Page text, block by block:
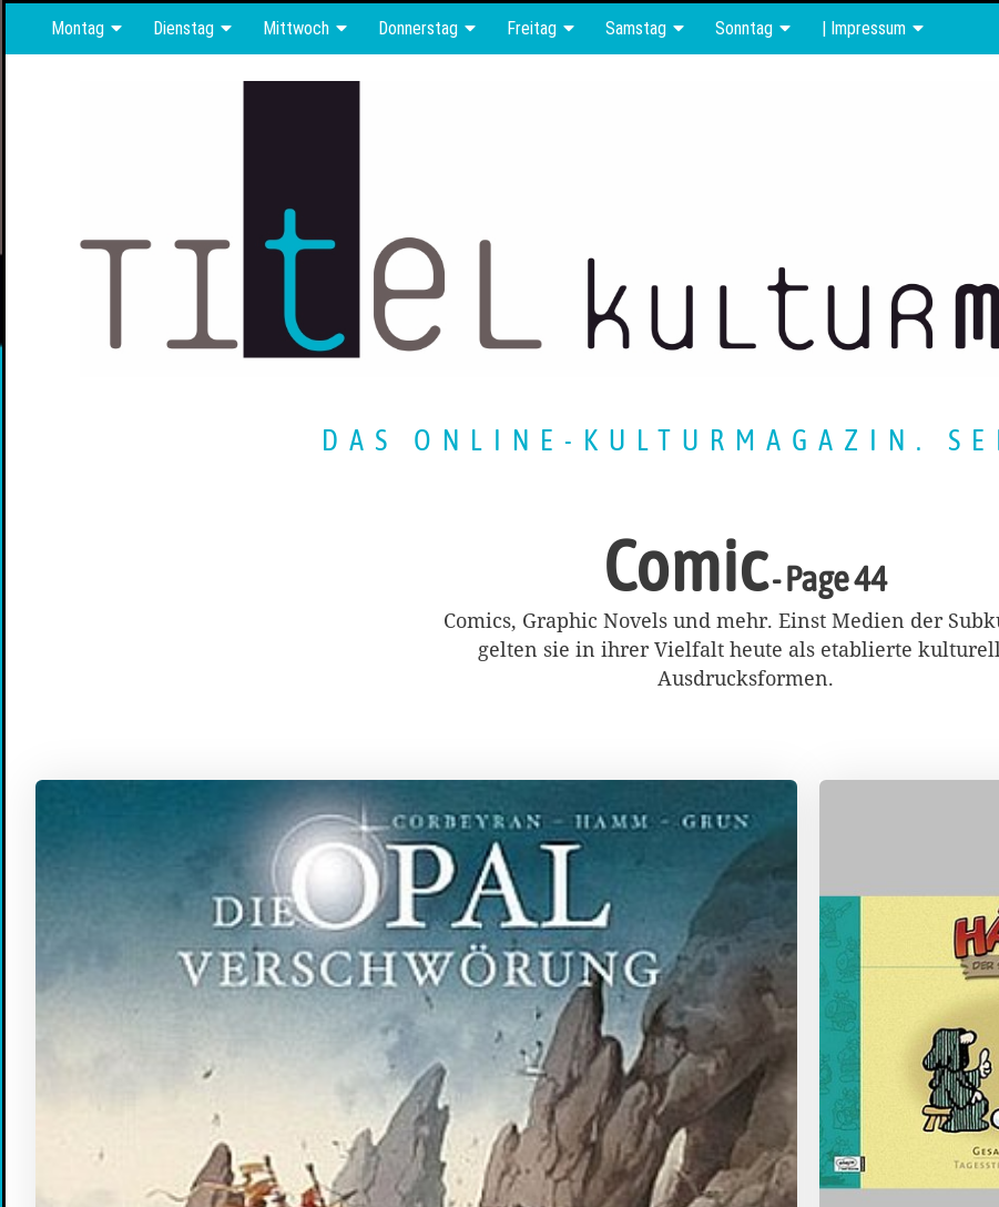
Montag Dienstag Mittwoch Donnerstag Freitag Samstag Sonntag | Impressum
DAS ONLINE-KULTURMAGAZIN.
Comic- Page 44
Comics, Graphic Novels und mehr. Einst Medien der
gelten sie in ihrer Vielfalt heute als etablierte
Ausdrucksformen.